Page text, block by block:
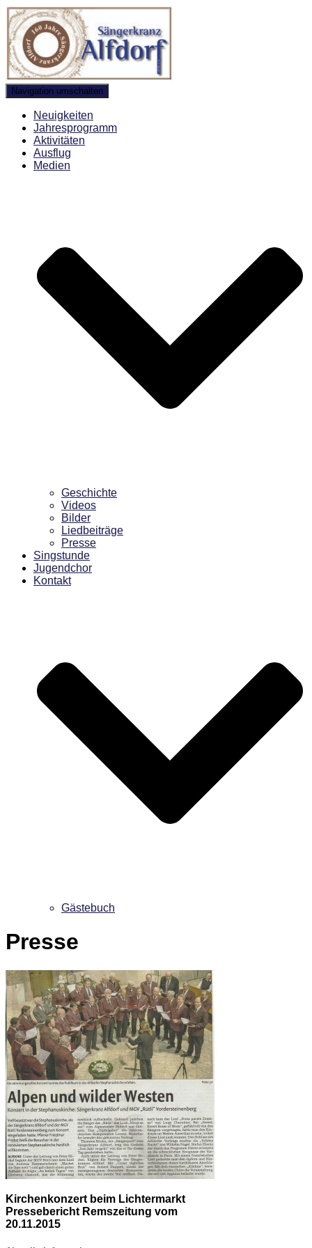
Navigation umschalten
Neuigkeiten
Jahresprogramm
Aktivitäten
Ausflug
Medien
Geschichte
Videos
Bilder
Liedbeiträge
Presse
Singstunde
Jugendchor
Kontakt
Gästebuch
Presse
Kirchenkonzert beim Lichtermarkt
Pressebericht Remszeitung vom
20.11.2015